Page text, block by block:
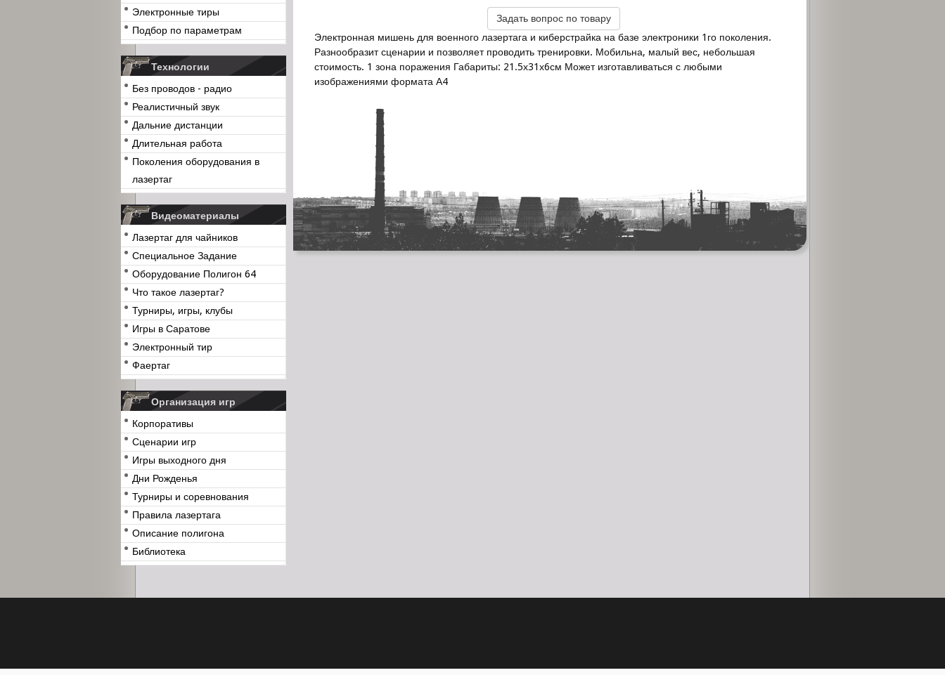
Электронные тиры
Подбор по параметрам
Технологии
Без проводов - радио
Реалистичный звук
Дальние дистанции
Длительная работа
Поколения оборудования в
лазертаг
Видеоматериалы
Лазертаг для чайников
Специальное Задание
Оборудование Полигон 64
Что такое лазертаг?
Турниры, игры, клубы
Игры в Саратове
Электронный тир
Фаертаг
Организация игр
Корпоративы
Сценарии игр
Игры выходного дня
Дни Рожденья
Турниры и соревнования
Правила лазертага
Описание полигона
Библиотека
Задать вопрос по товару
Электронная мишень для военного лазертага и киберстрайка на базе электроники 1го поколения.
Разнообразит сценарии и позволяет проводить тренировки. Мобильна, малый вес, небольшая
стоимость. 1 зона поражения Габариты: 21.5х31х6см Может изготавливаться с любыми
изображениями формата А4